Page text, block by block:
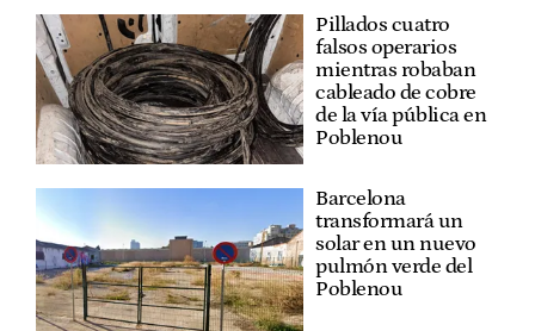
Pillados cuatro
falsos operarios
mientras robaban
cableado de cobre
de la vía pública en
Poblenou
Barcelona
transformará un
solar en un nuevo
pulmón verde del
Poblenou